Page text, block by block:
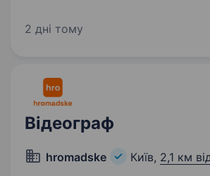
об'єднує телевізійне, радійне та
збалансовану інформацію.
2 дні тому
Відеограф
hromadske Київ, 2,1 км